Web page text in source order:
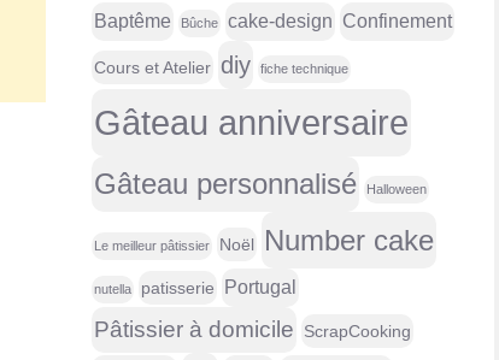
Baptême Bûche cake-design Confinement
Cours et Atelier diy fiche technique
Gâteau anniversaire
Gâteau personnalisé Halloween
Le meilleur pâtissier Noël Number cake
nutella patisserie Portugal
Pâtissier à domicile ScrapCooking